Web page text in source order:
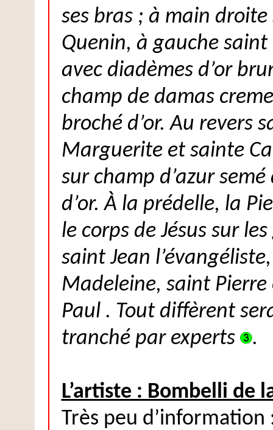
ses bras ; à main
Quenin, à gauche saint
avec diadèmes d’or
champ de damas
broché d’or. Au revers
Marguerite et sainte
sur champ d’azur semé
d’or. À la prédelle, la
le corps de Jésus sur
saint Jean
Madeleine, saint
Paul . Tout diffèrent
tranché par experts
.
L’artiste : Bombelli de
Très peu d’information